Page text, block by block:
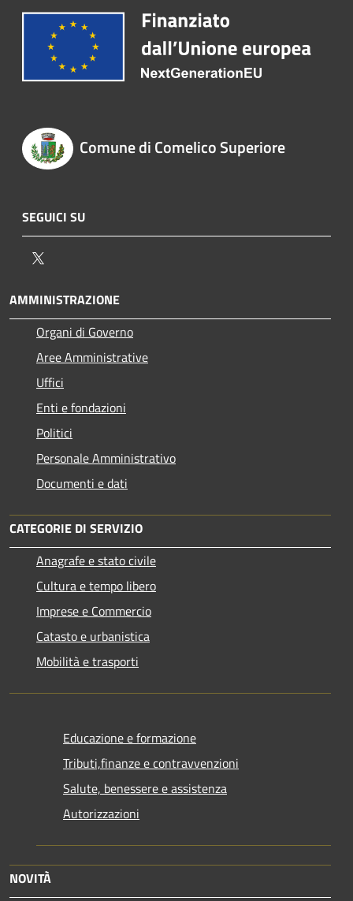
Comune di Comelico Superiore
SEGUICI SU
AMMINISTRAZIONE
Organi di Governo
Aree Amministrative
Uffici
Enti e fondazioni
Politici
Personale Amministrativo
Documenti e dati
CATEGORIE DI SERVIZIO
Anagrafe e stato civile
Cultura e tempo libero
Imprese e Commercio
Catasto e urbanistica
Mobilità e trasporti
Educazione e formazione
Tributi,finanze e contravvenzioni
Salute, benessere e assistenza
Autorizzazioni
NOVITÀ